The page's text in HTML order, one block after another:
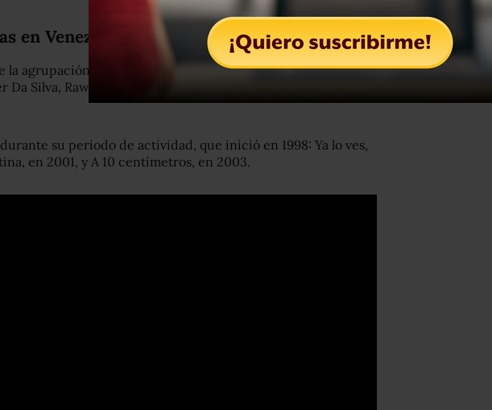
en Venezuela a los escenarios mexicanos
agrupación musical Uff!, en la que también estaban los
Da Silva, Rawi Mattar, Jean Ducornau, José Luis Graterol y
su periodo de actividad, que inició en 1998: Ya lo ves,
en 2001, y A 10 centímetros, en 2003.